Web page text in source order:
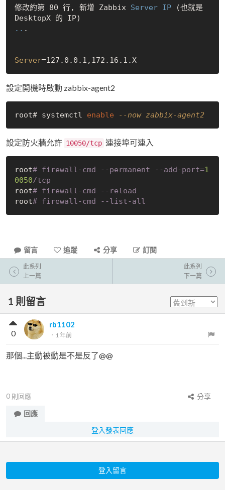
修改約第 80 行, 新增 Zabbix Server IP
(也就是
.. .
Server =127.0.0.1,172.16.1.X
設定開機時啟動 zabbix-agent2
root# systemctl enable --now zabbix-agent2
設定防火牆允許 10050/tcp 連接埠可連入
root# firewall-cmd --permanent --add-port=1
0050/tcp
root# firewall-cmd --reload
root# firewall-cmd --list-all
留言 追蹤 分享 訂閱
此系列
上一篇
此系列
下一篇
1 則留言
rb1102
． 1 年前
0
那個...主動被動是不是反了@@
0 則回應
分享
回應
登入發表回應
登入留言